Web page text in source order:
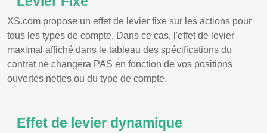
XS.com propose un effet de levier fixe sur les actions pour
tous les types de compte. Dans ce cas, l'effet de levier
maximal affiché dans le tableau des spécifications du
contrat ne changera PAS en fonction de vos positions
ouvertes nettes ou du type de compte.
Effet de levier dynamique